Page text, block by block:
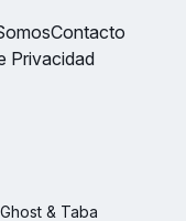
Contacto
Privacidad
Ghost& Taba